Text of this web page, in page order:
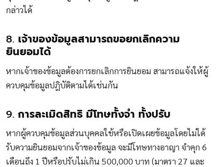
กล่าวได้
8. เจ้าของข้อมูลสามารถขอยกเลิกความ
ยินยอมได้
หากเจ้าของข้อมูลต้องการยกเลิกการยินยอม สามารถแจ้งให้ผู้
ควบคุมข้อมูลปฎิบัติตามได้เช่นกัน
9. การละเมิดสิทธิ มีโทษทั้งจำ ทั้งปรับ
หากผู้ควบคุมข้อมูลส่วนบุคคลใช้หรือเปิดเผยข้อมูลโดยไม่ได้
รับความยินยอมจากเจ้าของข้อมูล จะมีโทษทางอาญา จำคุก 6
เดือนถึง 1 ปีหรือปรับไม่เกิน 500,000 บาท (มาตรา 27 และ